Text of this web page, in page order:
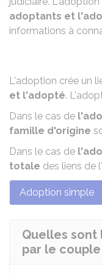
adoptants et
informations à
L'adoption crée un
et l'adopté.
Dans le cas de
famille d'origine
Dans le cas de
totale des liens de
Adoption simple
Quelles sont
par le